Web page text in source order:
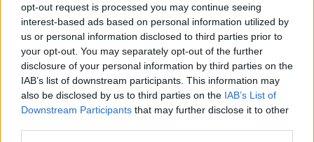
opt-out request is processed you may continue seeing
interest-based ads based on personal information utilized by
us or personal information disclosed to third parties prior to
your opt-out. You may separately opt-out of the further
disclosure of your personal information by third parties on the
IAB’s list of downstream participants. This information may
also be disclosed by us to third parties on the IAB’s List of
Downstream Participants that may further disclose it to other
MEST LÄST JUST NU
DJI Osmo Pocket 4P
släppt – får 10-bitars D-
Log 2 & 3x optisk zoom